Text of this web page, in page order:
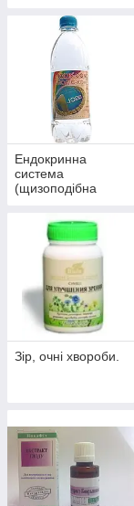
Ендокринна
система
(щизоподібна
діабет)
Зір, очні хвороби.